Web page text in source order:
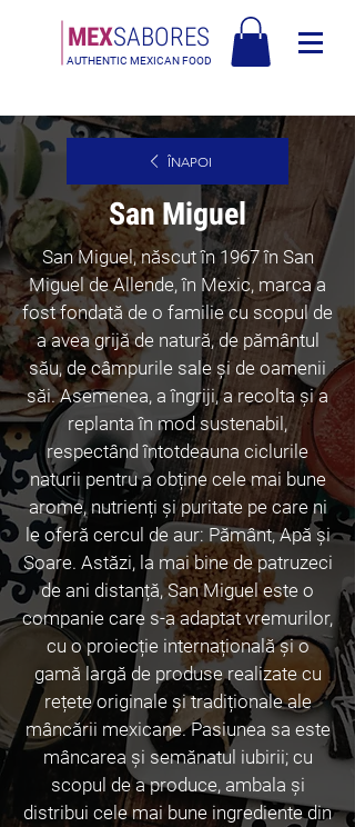
MEXSABORES
AUTHENTIC MEXICAN FOOD
ÎNAPOI
San Miguel
San Miguel, născut în 1967 în San
Miguel de Allende, în Mexic, marca a
fost fondată de o familie cu scopul de
a avea grijă de natură, de pământul
său, de câmpurile sale și de oamenii
săi. Asemenea, a îngriji, a recolta și a
replanta în mod sustenabil,
respectând întotdeauna ciclurile
naturii pentru a obține cele mai bune
arome, nutrienți și puritate pe care ni
le oferă cercul de aur: Pământ, Apă și
Soare. Astăzi, la mai bine de patruzeci
de ani distanță, San Miguel este o
companie care s-a adaptat vremurilor,
cu o proiecție internațională și o
gamă largă de produse realizate cu
rețete originale și tradiționale ale
mâncării mexicane. Pasiunea sa este
mâncarea și semănatul iubirii; cu
scopul de a produce, ambala și
distribui cele mai bune ingrediente din